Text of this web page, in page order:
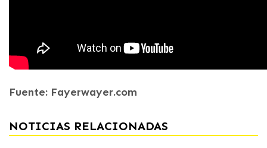
Fuente: Fayerwayer.com
NOTICIAS RELACIONADAS